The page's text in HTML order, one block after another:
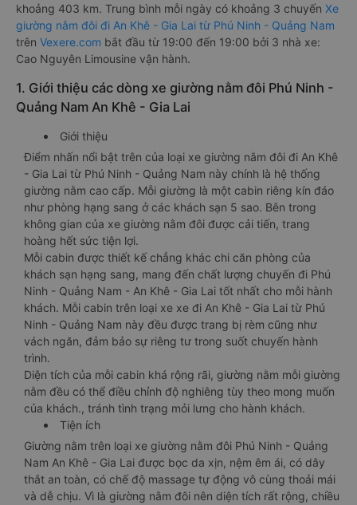
khoảng 403 km. Trung bình mỗi ngày có khoảng 3 chuyến Xe
giường nằm đôi đi An Khê - Gia Lai từ Phú Ninh - Quảng Nam
trên Vexere.com bắt đầu từ 19:00 đến 19:00 bởi 3 nhà xe:
Cao Nguyên Limousine vận hành.
1. Giới thiệu các dòng xe giường nằm đôi Phú Ninh -
Quảng Nam An Khê - Gia Lai
Giới thiệu
Điểm nhấn nổi bật trên của loại xe giường nằm đôi đi An Khê
- Gia Lai từ Phú Ninh - Quảng Nam này chính là hệ thống
giường nằm cao cấp. Mỗi giường là một cabin riêng kín đáo
như phòng hạng sang ở các khách sạn 5 sao. Bên trong
không gian của xe giường nằm đôi được cải tiến, trang
hoàng hết sức tiện lợi.
Mỗi cabin được thiết kế chẳng khác chi căn phòng của
khách sạn hạng sang, mang đến chất lượng chuyến đi Phú
Ninh - Quảng Nam - An Khê - Gia Lai tốt nhất cho mỗi hành
khách. Mỗi cabin trên loại xe xe đi An Khê - Gia Lai từ Phú
Ninh - Quảng Nam này đều được trang bị rèm cũng như
vách ngăn, đảm bảo sự riêng tư trong suốt chuyến hành
trình.
Diện tích của mỗi cabin khá rộng rãi, giường nằm mỗi giường
nằm đều có thể điều chỉnh độ nghiêng tùy theo mong muốn
của khách., tránh tình trạng mỏi lưng cho hành khách.
Tiện ích
Giường nằm trên loại xe giường nằm đôi Phú Ninh - Quảng
Nam An Khê - Gia Lai được bọc da xịn, nệm êm ái, có dây
thắt an toàn, có chế độ massage tự động vô cùng thoải mái
và dễ chịu. Vì là giường nằm đôi nên diện tích rất rộng, chiều